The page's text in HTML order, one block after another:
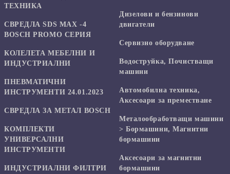
ТЕХНИКА
СВРЕДЛА SDS MAX -4
BOSCH PROMO СЕРИЯ
КОЛЕЛЕТА МЕБЕЛНИ И
ИНДУСТРИАЛНИ
ПНЕВМАТИЧНИ
ИНСТРУМЕНТИ 24.01.2023
СВРЕДЛА ЗА МЕТАЛ BOSCH
КОМПЛЕКТИ
УНИВЕРСАЛНИ
ИНСТРУМЕНТИ
ИНДУСТРИАЛНИ ФИЛТРИ
Дизелови и бензинови
двигатели
Сервизно оборудване
Водоструйка, Почистващи
машини
Автомобилна техника,
Аксесоари за преместване
Mеталообработващи машини
> Бормашини, Магнитни
бормашини
Аксесоари за магнитни
бормашини